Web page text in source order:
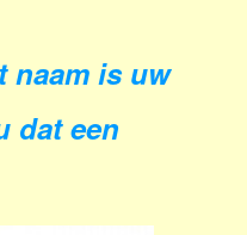
naam is uw
dat een